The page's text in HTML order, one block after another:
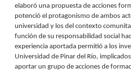
elaboró una propuesta de acciones
potenció el protagonismo de ambos
universidad y los del contexto
función de su responsabilidad social
experiencia aportada permitió a los
Universidad de Pinar del Río,
aportar un grupo de acciones de